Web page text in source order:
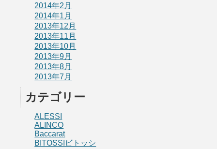
2014年2月
2014年1月
2013年12月
2013年11月
2013年10月
2013年9月
2013年8月
2013年7月
カテゴリー
ALESSI
ALINCO
Baccarat
BITOSSIビトッシ